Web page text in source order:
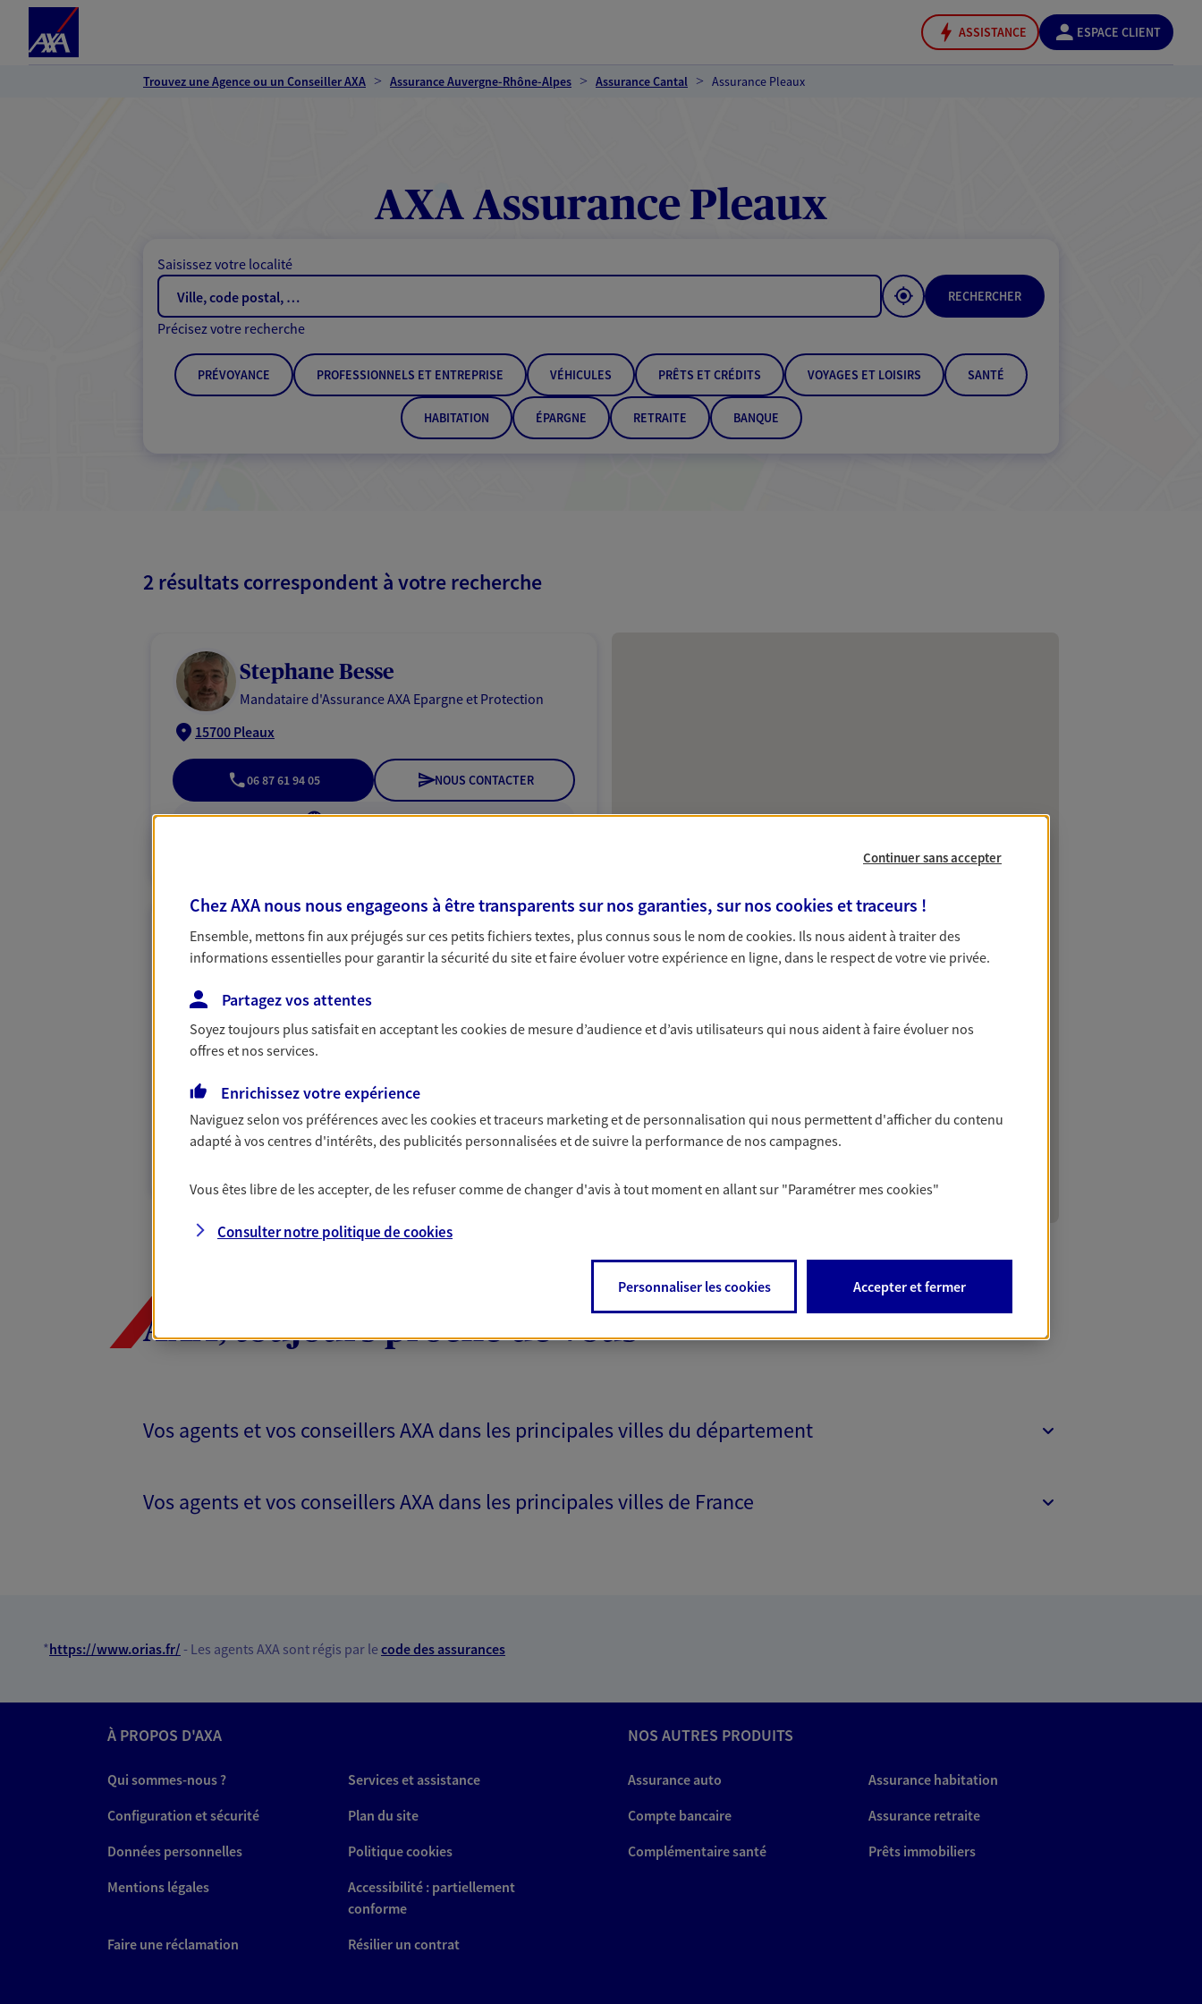
ASSISTANCE ESPACE CLIENT
Trouvez une Agence ou un Conseiller AXA Assurance Auvergne-Rhône-Alpes Assurance Cantal Assurance Pleaux
AXA Assurance Pleaux
Saisissez votre localité
RECHERCHER
Précisez votre recherche
PRÉVOYANCE PROFESSIONNELS ET ENTREPRISE VÉHICULES PRÊTS ET CRÉDITS VOYAGES ET LOISIRS SANTÉ
HABITATION ÉPARGNE RETRAITE BANQUE
2 résultats correspondent à votre recherche
Stephane Besse
Mandataire d'Assurance AXA Epargne et Protection
15700 Pleaux
06 87 61 94 05 NOUS CONTACTER
VOIR NOTRE SITE WEB
Vincent Capelle
Agent Général d'assurance exclusif AXA France
7 Av Des Estourocs, 15700 Pleaux
Horaires : Ouvert
de 09:00 à 12:00
04 71 40 44 37
PRENDRE RENDEZ-VOUS VOIR NOTRE SITE WEB
AXA, toujours proche de vous
Vos agents et vos conseillers AXA dans les principales villes du département
Vos agents et vos conseillers AXA dans les principales villes de France
*https://www.orias.fr/ - Les agents AXA sont régis par lecode des assurances
À PROPOS D'AXA
Qui sommes-nous ?
Services et assistance
Configuration et sécurité
Plan du site
Données personnelles
Politique cookies
Mentions légales
Accessibilité : partiellement
conforme
Faire une réclamation
Résilier un contrat
NOS AUTRES PRODUITS
Assurance auto
Assurance habitation
Compte bancaire
Assurance retraite
Complémentaire santé
Prêts immobiliers
Continuer sans accepter
Chez AXA nous nous engageons à être transparents sur nos garanties, sur nos cookies et traceurs !
Ensemble, mettons fin aux préjugés sur ces petits fichiers textes, plus connus sous le nom decookies. Ils nous aident à traiter des
informations essentielles pour garantir la sécurité du site et faire évoluer votre expérience en ligne, dans le respect de votre vie privée.
Partagez vos attentes
Soyez toujours plus satisfait en acceptant lescookiesde mesure d’audience et d’avis utilisateurs qui nous aident à faire évoluer nos
offres et nos services.
Enrichissez votre expérience
Naviguez selon vos préférences avec lescookies et traceurs marketing et de personnalisation qui nous permettent d'afficher du contenu
adapté à vos centres d'intérêts, des publicités personnalisées et de suivre la performance de nos campagnes.
Vous êtes libre de les accepter, de les refuser comme de changer d'avis à tout moment en allant sur "Paramétrer mescookies"
Consulter notre politique decookies
Personnaliser les cookies Accepter et fermer